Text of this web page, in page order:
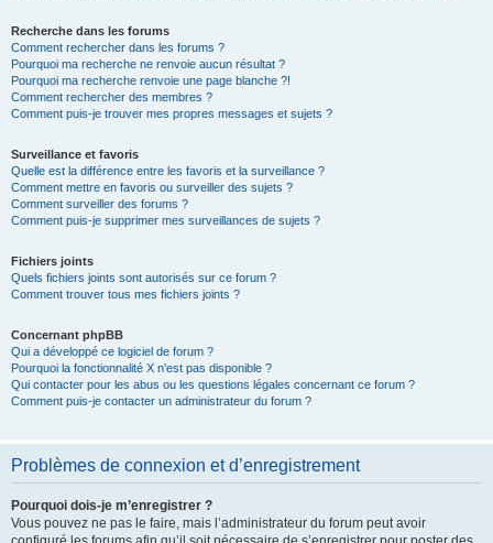
Recherche dans les forums
Comment rechercher dans les forums ?
Pourquoi ma recherche ne renvoie aucun résultat ?
Pourquoi ma recherche renvoie une page blanche ?!
Comment rechercher des membres ?
Comment puis-je trouver mes propres messages et sujets ?
Surveillance et favoris
Quelle est la différence entre les favoris et la surveillance ?
Comment mettre en favoris ou surveiller des sujets ?
Comment surveiller des forums ?
Comment puis-je supprimer mes surveillances de sujets ?
Fichiers joints
Quels fichiers joints sont autorisés sur ce forum ?
Comment trouver tous mes fichiers joints ?
Concernant phpBB
Qui a développé ce logiciel de forum ?
Pourquoi la fonctionnalité X n’est pas disponible ?
Qui contacter pour les abus ou les questions légales concernant ce forum ?
Comment puis-je contacter un administrateur du forum ?
Problèmes de connexion et d’enregistrement
Pourquoi dois-je m’enregistrer ?
Vous pouvez ne pas le faire, mais l’administrateur du forum peut avoir